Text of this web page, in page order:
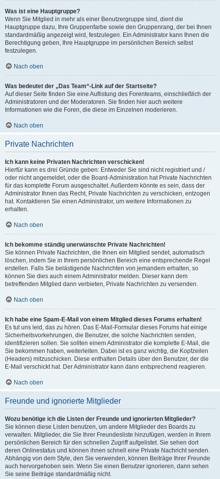
Was ist eine Hauptgruppe?
Wenn Sie Mitglied in mehr als einer Benutzergruppe sind, dient die
Hauptgruppe dazu, Ihre Gruppenfarbe sowie den Gruppenrang, der bei Ihnen
standardmäßig angezeigt wird, festzulegen. Ein Administrator kann Ihnen die
Berechtigung geben, Ihre Hauptgruppe im persönlichen Bereich selbst
festzulegen.
Nach oben
Was bedeutet der „Das Team“-Link auf der Startseite?
Auf dieser Seite finden Sie eine Auflistung des Forenteams, einschließlich der
Administratoren und der Moderatoren. Sie finden hier auch weitere
Informationen wie die Foren, die diese im Einzelnen moderieren.
Nach oben
Private Nachrichten
Ich kann keine Privaten Nachrichten verschicken!
Hierfür kann es drei Gründe geben: Entweder Sie sind nicht registriert und /
oder nicht angemeldet, oder die Board-Administration hat Private Nachrichten
für das komplette Forum ausgeschaltet. Außerdem könnte es sein, dass der
Administrator Ihnen das Recht, Private Nachrichten zu verschicken, entzogen
hat. Kontaktieren Sie einen Administrator, um weitere Informationen zu
erhalten.
Nach oben
Ich bekomme ständig unerwünschte Private Nachrichten!
Sie können Private Nachrichten, die Ihnen ein Mitglied sendet, automatisch
löschen, indem Sie in Ihrem persönlichen Bereich eine entsprechende Regel
erstellen. Falls Sie belästigende Nachrichten von jemandem erhalten, so
können Sie dies auch einem Administrator melden. Dieser kann dem
betreffenden Mitglied dann verbieten, Private Nachrichten zu versenden.
Nach oben
Ich habe eine Spam-E-Mail von einem Mitglied dieses Forums erhalten!
Es tut uns leid, das zu hören. Das E-Mail-Formular dieses Forums hat einige
Sicherheitsvorkehrungen, die Benutzer, die solche Nachrichten senden,
identifizieren sollen. Sie sollten einem Administrator die komplette E-Mail, die
Sie bekommen haben, weiterleiten. Dabei ist es ganz wichtig, die Kopfzeilen
(Headers) mitzuschicken. Diese enthalten Details über den Benutzer, der die
E-Mail verschickt hat. Der Administrator kann dann entsprechend reagieren.
Nach oben
Freunde und ignorierte Mitglieder
Wozu benötige ich die Listen der Freunde und ignorierten Mitglieder?
Sie können diese Listen benutzen, um andere Mitglieder des Boards zu
verwalten. Mitglieder, die Sie Ihrer Freundesliste hinzufügen, werden in Ihrem
persönlichen Bereich für den schnellen Zugriff aufgelistet. Sie sehen dort
deren Onlinestatus und können ihnen schnell eine Private Nachricht senden.
Abhängig von dem Style, den Sie verwenden, können Beiträge Ihrer Freunde
auch hervorgehoben sein. Wenn Sie einen Benutzer ignorieren, dann sehen
Sie seine Beiträge standardmäßig nicht.